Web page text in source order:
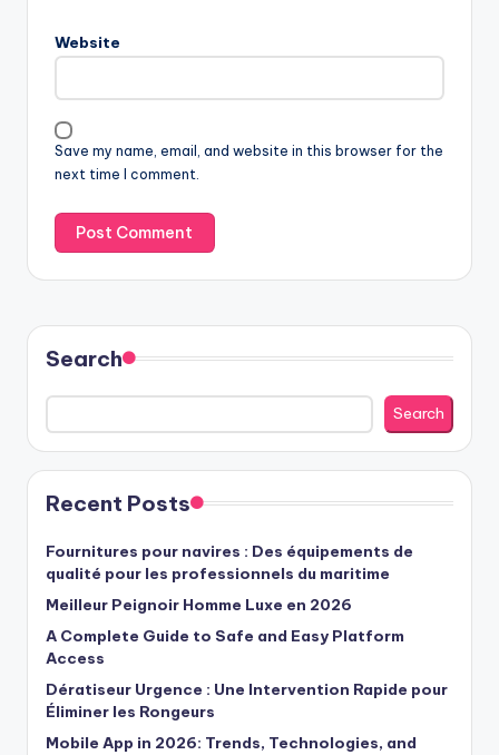
Website
Save my name, email, and website in this browser for the
next time I comment.
Search
Search
Recent Posts
Fournitures pour navires : Des équipements de
qualité pour les professionnels du maritime
Meilleur Peignoir Homme Luxe en 2026
A Complete Guide to Safe and Easy Platform
Access
Dératiseur Urgence : Une Intervention Rapide pour
Éliminer les Rongeurs
Mobile App in 2026: Trends, Technologies, and